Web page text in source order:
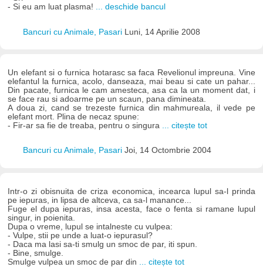
- Si eu am luat plasma! ... deschide bancul
Bancuri cu Animale, Pasari Luni, 14 Aprilie 2008
Un elefant si o furnica hotarasc sa faca Revelionul impreuna. Vine
elefantul la furnica, acolo, danseaza, mai beau si cate un pahar...
Din pacate, furnica le cam amesteca, asa ca la un moment dat, i
se face rau si adoarme pe un scaun, pana dimineata.
A doua zi, cand se trezeste furnica din mahmureala, il vede pe
elefant mort. Plina de necaz spune:
- Fir-ar sa fie de treaba, pentru o singura ... citește tot
Bancuri cu Animale, Pasari Joi, 14 Octombrie 2004
Intr-o zi obisnuita de criza economica, incearca lupul sa-l prinda
pe iepuras, in lipsa de altceva, ca sa-l manance...
Fuge el dupa iepuras, insa acesta, face o fenta si ramane lupul
singur, in poienita.
Dupa o vreme, lupul se intalneste cu vulpea:
- Vulpe, stii pe unde a luat-o iepurasul?
- Daca ma lasi sa-ti smulg un smoc de par, iti spun.
- Bine, smulge.
Smulge vulpea un smoc de par din
... citește tot